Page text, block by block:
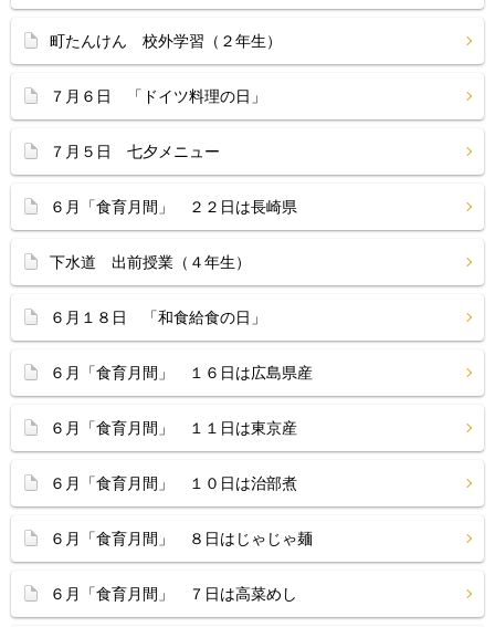
町たんけん 校外学習（２年生）
７月６日 「ドイツ料理の日」
７月５日 七夕メニュー
６月「食育月間」 ２２日は長崎県
下水道 出前授業（４年生）
６月１８日 「和食給食の日」
６月「食育月間」 １６日は広島県産
６月「食育月間」 １１日は東京産
６月「食育月間」 １０日は治部煮
６月「食育月間」 ８日はじゃじゃ麺
６月「食育月間」 ７日は高菜めし